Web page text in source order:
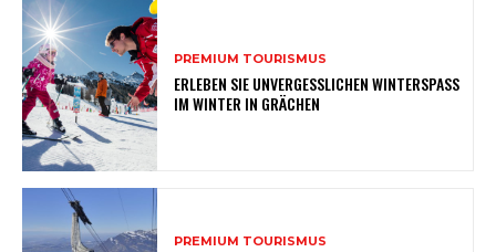
PREMIUM TOURISMUS
ERLEBEN SIE UNVERGESSLICHEN WINTERSPASS
IM WINTER IN GRÄCHEN
PREMIUM TOURISMUS